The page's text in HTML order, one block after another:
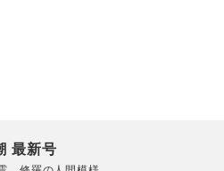
最新号